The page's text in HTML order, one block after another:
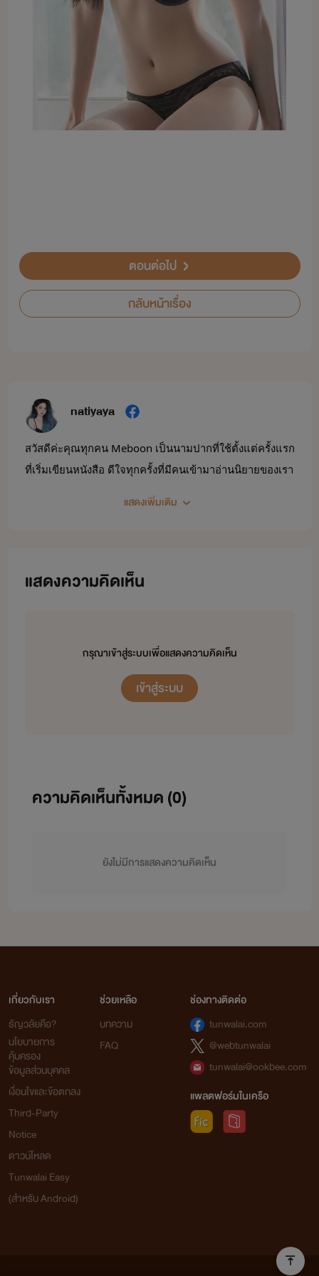
ตอนต่อไป
กลับหน้าเรื่อง
natiyaya
สวัสดีค่ะคุณทุกคน Meboon เป็นนามปากที่ใช้ตั้งแต่ครั้งแรก
ที่เริ่มเขียนหนังสือ ดีใจทุกครั้งที่มีคนเข้ามาอ่านนิยายของเรา
น้อมรับทุกคำติชมนะคะ จะนำไปแก้ไขและปรับปรุงในผล
แสดงเพิ่มเติม
แสดงความคิดเห็น
กรุณาเข้าสู่ระบบเพื่อแสดงความคิดเห็น
เข้าสู่ระบบ
ความคิดเห็นทั้งหมด (0)
ยังไม่มีการแสดงความคิดเห็น
เกี่ยวกับเรา
ธัญวลัยคือ?
นโยบายการ
คุ้มครอง
ข้อมูลส่วนบุคคล
เงื่อนไขและข้อตกลง
Third-Party
Notice
ดาวน์โหลด
Tunwalai Easy
(สำหรับ Android)
ช่วยเหลือ
บทความ
FAQ
ช่องทางติดต่อ
tunwalai.com
@webtunwalai
tunwalai@ookbee.com
แพลตฟอร์มในเครือ